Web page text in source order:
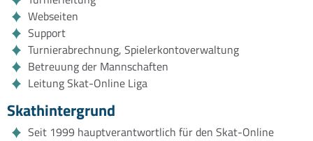
Webseiten
Support
Turnierabrechnung, Spielerkontoverwaltung
Betreuung der Mannschaften
Leitung Skat-Online Liga
Skathintergrund
Seit 1999 hauptverantwortlich für den Skat-Online